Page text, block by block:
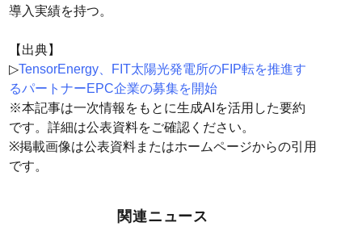
導入実績を持つ。
【出典】
▷TensorEnergy、FIT太陽光発電所のFIP転を推進す
るパートナーEPC企業の募集を開始
※本記事は一次情報をもとに生成AIを活用した要約
です。詳細は公表資料をご確認ください。
※掲載画像は公表資料またはホームページからの引用
です。
関連ニュース